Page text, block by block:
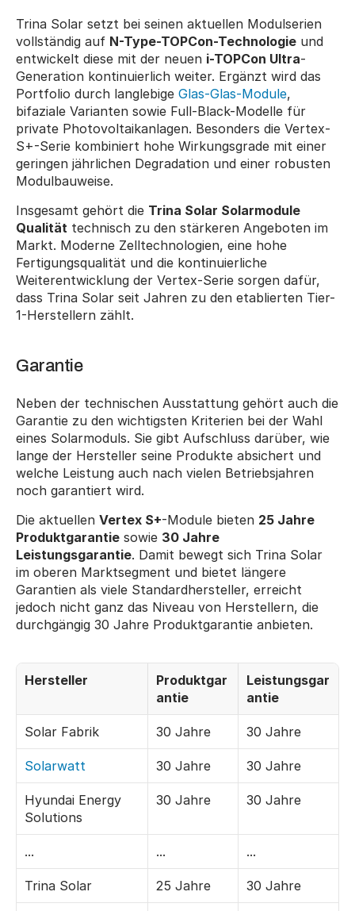
Trina Solar setzt bei seinen aktuellen Modulserien
vollständig auf N-Type-TOPCon-Technologie und
entwickelt diese mit der neuen i-TOPCon Ultra-
Generation kontinuierlich weiter. Ergänzt wird das
Portfolio durch langlebige Glas-Glas-Module,
bifaziale Varianten sowie Full-Black-Modelle für
private Photovoltaikanlagen. Besonders die Vertex-
S+-Serie kombiniert hohe Wirkungsgrade mit einer
geringen jährlichen Degradation und einer robusten
Modulbauweise.
Insgesamt gehört die Trina Solar Solarmodule
Qualität technisch zu den stärkeren Angeboten im
Markt. Moderne Zelltechnologien, eine hohe
Fertigungsqualität und die kontinuierliche
Weiterentwicklung der Vertex-Serie sorgen dafür,
dass Trina Solar seit Jahren zu den etablierten Tier-
1-Herstellern zählt.
Garantie
Neben der technischen Ausstattung gehört auch die
Garantie zu den wichtigsten Kriterien bei der Wahl
eines Solarmoduls. Sie gibt Aufschluss darüber, wie
lange der Hersteller seine Produkte absichert und
welche Leistung auch nach vielen Betriebsjahren
noch garantiert wird.
Die aktuellen Vertex S+-Module bieten 25 Jahre
Produktgarantie sowie 30 Jahre
Leistungsgarantie. Damit bewegt sich Trina Solar
im oberen Marktsegment und bietet längere
Garantien als viele Standardhersteller, erreicht
jedoch nicht ganz das Niveau von Herstellern, die
durchgängig 30 Jahre Produktgarantie anbieten.
Hersteller
Produktgar
antie
Leistungsgar
antie
Solar Fabrik 30 Jahre 30 Jahre
Solarwatt 30 Jahre 30 Jahre
Hyundai Energy
Solutions
30 Jahre 30 Jahre
... ... ...
Trina Solar 25 Jahre 30 Jahre